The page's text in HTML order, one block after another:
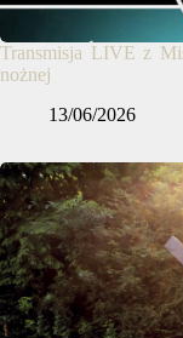
Transmisja LIVE z
nożnej
13/06/2026